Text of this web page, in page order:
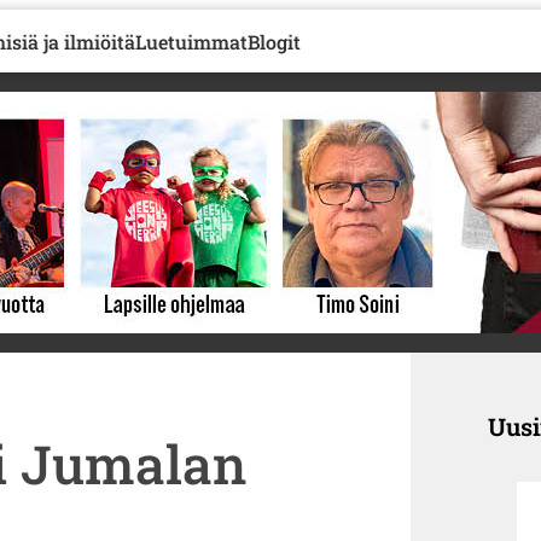
ja ilmiöitäLuetuimmatBlogit
Jumalan